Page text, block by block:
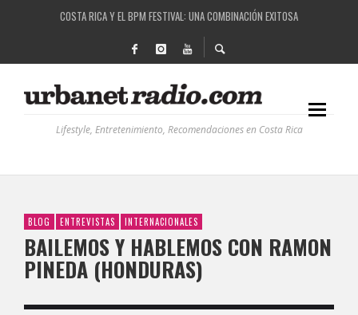
RUTAS NATURBANAS: EL PROYECTO QUE ESTÁ TRANSFORMANDO LA CALIDAD DE
LA HISTORIA DETRÁS DE LA MÚSICA ELECTRÓNICA: BBC RADIOPHONIC WORKSHOP
RECORDANDO LA EXPERIENCIA BPM: UN REVIEW DE LA PRIMERA EDICIÓN QUE
Lifestyle, Entretenimiento, Recomendaciones en Costa Rica
BLOG ENTREVISTAS INTERNACIONALES
BAILEMOS Y HABLEMOS CON RAMON
PINEDA (HONDURAS)